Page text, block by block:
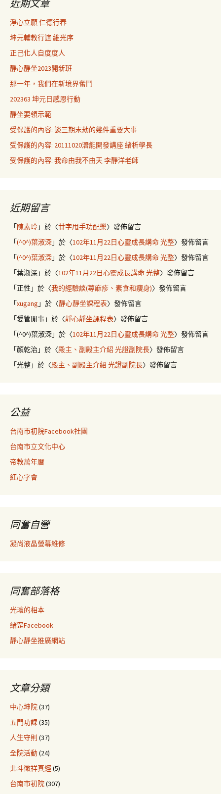
近期文章
淨心立願 仁德行春
坤元輔教行誼 維光序
正己化人自度度人
靜心靜坐2023開新班
那一年，我們在新境界奮鬥
202363 坤元日感恩行動
靜坐要領示範
受保護的內容: 談三期末劫的幾件重要大事
受保護的內容: 20111020潛能開發講座 緒析學長
受保護的內容: 我命由我不由天 李靜洋老師
近期留言
「陳素玲」於〈廿字甩手功配樂〉發佈留言
「(^0^)葉淑深」於〈102年11月22日心靈成長講命 光整〉發佈留言
「(^0^)葉淑深」於〈102年11月22日心靈成長講命 光整〉發佈留言
「葉淑深」於〈102年11月22日心靈成長講命 光整〉發佈留言
「正性 」於〈我的經驗談(蕁麻疹、素食和瘦身)〉發佈留言
「xugang 」於〈靜心靜坐課程表〉發佈留言
「愛管閒事」於〈靜心靜坐課程表〉發佈留言
「(^0^)葉淑深」於〈102年11月22日心靈成長講命 光整〉發佈留言
「顏乾治 」於〈殿主、副殿主介紹 光證副院長〉發佈留言
「光整」於〈殿主、副殿主介紹 光證副院長〉發佈留言
公益
台南市初院Facebook社團
台南市立文化中心
帝教萬年曆
紅心字會
同奮自營
凝尚液晶螢幕維修
同奮部落格
光瓌的相本
緒罡Facebook
靜心靜坐推廣網站
文章分類
中心坤院(37)
五門功課(35)
人生守則 (37)
全院活動(24)
北斗徵祥真經(5)
台南市初院(307)